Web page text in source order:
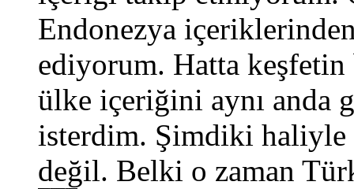
Endonezya
ediyorum. Hatta
ülke içeriğini aynı anda
isterdim. Şimdiki
değil. Belki o zaman